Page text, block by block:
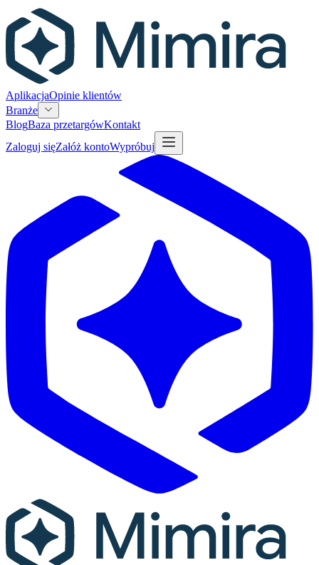
AplikacjaOpinie klientów
Branże
BlogBaza przetargówKontakt
Zaloguj sięZałóż kontoWypróbuj